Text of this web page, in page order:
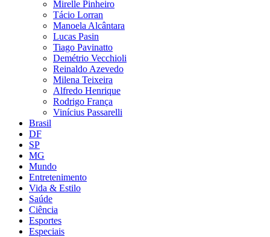
Mirelle Pinheiro
Tácio Lorran
Manoela Alcântara
Lucas Pasin
Tiago Pavinatto
Demétrio Vecchioli
Reinaldo Azevedo
Milena Teixeira
Alfredo Henrique
Rodrigo França
Vinícius Passarelli
Brasil
DF
SP
MG
Mundo
Entretenimento
Vida & Estilo
Saúde
Ciência
Esportes
Especiais